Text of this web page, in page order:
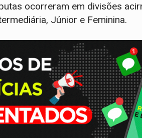
ocorreram em divisões
Júnior e Feminina.